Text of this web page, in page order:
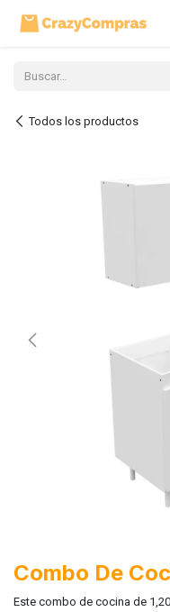
Todos los productos
Combo De
Este combo de cocina de